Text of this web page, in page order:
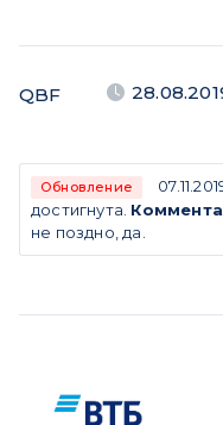
QBF
Обновление
достигнута.
не поздно, да.